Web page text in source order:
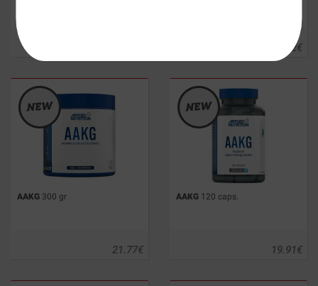
€
38.82
AAKG 300 gr
€
21.77
AAKG 120 caps.
€
19.91